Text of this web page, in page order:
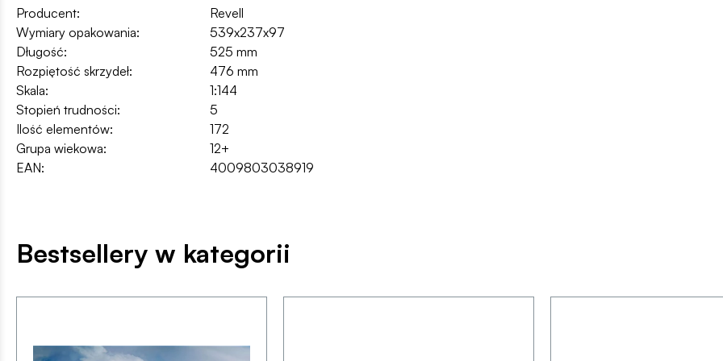
Producent:
Revell
Wymiary opakowania:
539x237x97
Długość:
525 mm
Rozpiętość skrzydeł:
476 mm
Skala:
1:144
Stopień trudności:
5
Ilość elementów:
172
Grupa wiekowa:
12+
EAN:
4009803038919
Bestsellery w kategorii